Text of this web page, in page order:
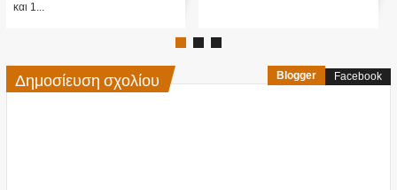
και 1...
Δημοσίευση σχολίου Blogger Facebook